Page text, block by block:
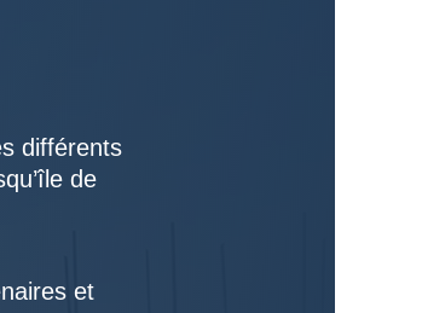
différents
de
et